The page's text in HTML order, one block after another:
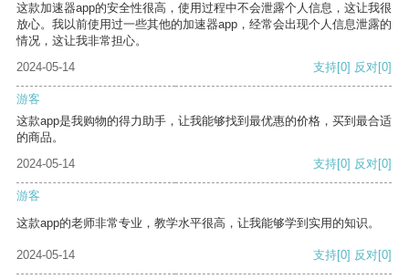
这款加速器app的安全性很高，使用过程中不会泄露个人信息，这让我很
放心。我以前使用过一些其他的加速器app，经常会出现个人信息泄露的
情况，这让我非常担心。
2024-05-14
支持[0] 反对[0]
游客
这款app是我购物的得力助手，让我能够找到最优惠的价格，买到最合适
的商品。
2024-05-14
支持[0] 反对[0]
游客
这款app的老师非常专业，教学水平很高，让我能够学到实用的知识。
2024-05-14 支持[0] 反对[0]